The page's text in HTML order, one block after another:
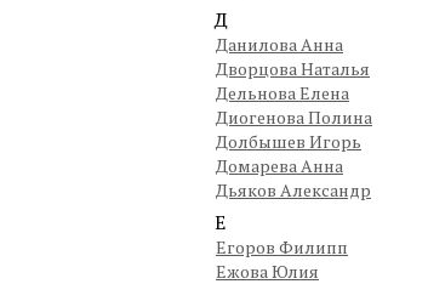
Д
Данилова Анна
Дворцова Наталья
Дельнова Елена
Диогенова Полина
Долбышев Игорь
Домарева Анна
Дьяков Александр
Е
Егоров Филипп
Ежова Юлия